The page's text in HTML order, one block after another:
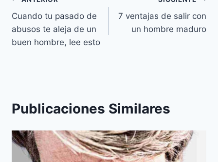
de
entradas
Cuando tu pasado de
abusos te aleja de un
buen hombre, lee esto
7 ventajas de salir con
un hombre maduro
Publicaciones Similares